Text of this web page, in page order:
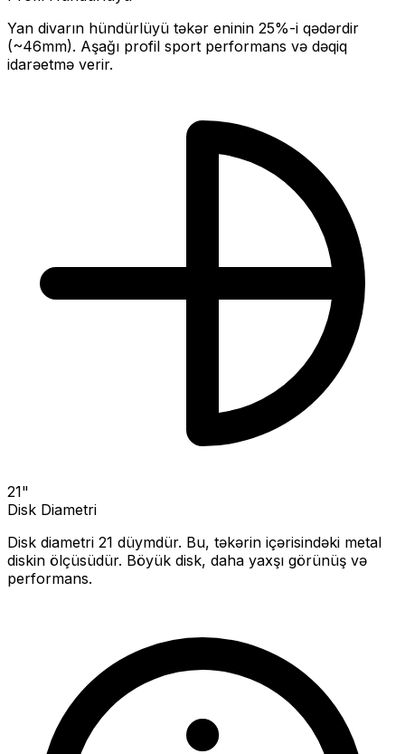
Yan divarın hündürlüyü təkər eninin 25%-i qədərdir
(~46mm). Aşağı profil sport performans və dəqiq
idarəetmə verir.
21"
Disk Diametri
Disk diametri 21 düymdür. Bu, təkərin içərisindəki metal
diskin ölçüsüdür. Böyük disk, daha yaxşı görünüş və
performans.